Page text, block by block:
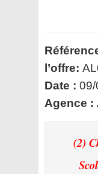
l’offre:
Date : 09/
Agence :
(2)